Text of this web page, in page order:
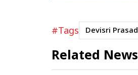
#Tags Devisri Prasad
Related News